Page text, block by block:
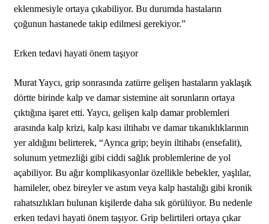
eklenmesiyle ortaya çıkabiliyor. Bu durumda hastaların
çoğunun hastanede takip edilmesi gerekiyor.”
Erken tedavi hayati önem taşıyor
Murat Yaycı, grip sonrasında zatürre gelişen hastaların yaklaşık
dörtte birinde kalp ve damar sistemine ait sorunların ortaya
çıktığına işaret etti. Yaycı, gelişen kalp damar problemleri
arasında kalp krizi, kalp kası iltihabı ve damar tıkanıklıklarının
yer aldığını belirterek, “Ayrıca grip; beyin iltihabı (ensefalit),
solunum yetmezliği gibi ciddi sağlık problemlerine de yol
açabiliyor. Bu ağır komplikasyonlar özellikle bebekler, yaşlılar,
hamileler, obez bireyler ve astım veya kalp hastalığı gibi kronik
rahatsızlıkları bulunan kişilerde daha sık görülüyor. Bu nedenle
erken tedavi hayati önem taşıyor. Grip belirtileri ortaya çıkar